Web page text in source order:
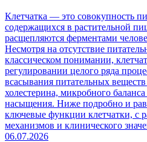
Клетчатка — это совокупность
содержащихся в растительной
расщепляются ферментами
Несмотря на отсутствие
классическом понимании,
регулировании целого ряда
всасывания питательных
холестерина, микробного
насыщения. Ниже подробно и
ключевые функции клетчатки, с
механизмов и клинического
06.07.2026